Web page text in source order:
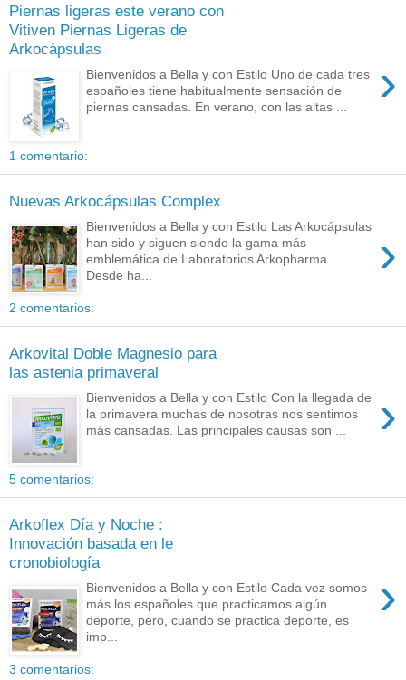
Piernas ligeras este verano con
Vitiven Piernas Ligeras de
Arkocápsulas
›
Bienvenidos a Bella y con Estilo Uno de cada tres
españoles tiene habitualmente sensación de
piernas cansadas. En verano, con las altas ...
1 comentario:
Nuevas Arkocápsulas Complex
›
Bienvenidos a Bella y con Estilo Las Arkocápsulas
han sido y siguen siendo la gama más
emblemática de Laboratorios Arkopharma .
Desde ha...
2 comentarios:
Arkovital Doble Magnesio para
las astenia primaveral
›
Bienvenidos a Bella y con Estilo Con la llegada de
la primavera muchas de nosotras nos sentimos
más cansadas. Las principales causas son ...
5 comentarios:
Arkoflex Día y Noche :
Innovación basada en le
cronobiología
›
Bienvenidos a Bella y con Estilo Cada vez somos
más los españoles que practicamos algún
deporte, pero, cuando se practica deporte, es
imp...
3 comentarios: